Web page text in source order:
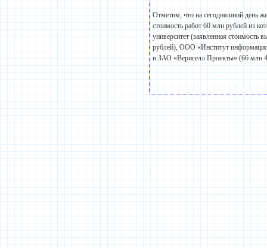
Отметим, что на сегодняшний день
стоимость работ 60 млн рублей из
университет (заявленная
рублей), ООО «Институт
и ЗАО «Вериселл Проекты» (66 млн